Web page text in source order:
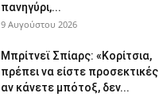
πανηγύρι,...
9 Αυγούστου 2026
Μπρίτνεϊ Σπίαρς: «Κορίτσια,
πρέπει να είστε προσεκτικές
αν κάνετε μπότοξ, δεν...